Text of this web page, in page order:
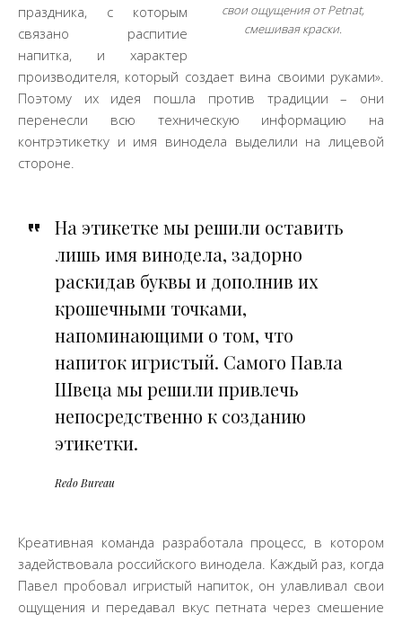
свои ощущения от Petnat,
смешивая краски.
праздника, с которым
связано распитие
напитка, и характер
производителя, который создает вина своими руками».
Поэтому их идея пошла против традиции – они
перенесли всю техническую информацию на
контрэтикетку и имя винодела выделили на лицевой
стороне.
На этикетке мы решили оставить
лишь имя винодела, задорно
раскидав буквы и дополнив их
крошечными точками,
напоминающими о том, что
напиток игристый. Самого Павла
Швеца мы решили привлечь
непосредственно к созданию
этикетки.
Redo Bureau
Креативная команда разработала процесс, в котором
задействовала российского винодела. Каждый раз, когда
Павел пробовал игристый напиток, он улавливал свои
ощущения и передавал вкус петната через смешение